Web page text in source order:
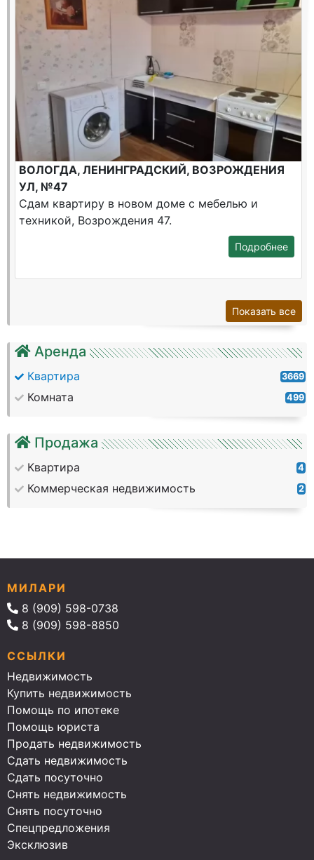
Аренда
Квартира 3669
Комната 499
Продажа
Квартира 4
Коммерческая недвижимость 2
ВОЛОГДА, ЛЕНИНГРАДСКИЙ, ВОЗРОЖДЕНИЯ
УЛ, №47
Сдам квартиру в новом доме с мебелью и
техникой, Возрождения 47.
Подробнее
Показать все
МИЛАРИ
8 (909) 598-0738
8 (909) 598-8850
ССЫЛКИ
Недвижимость
Купить недвижимость
Помощь по ипотеке
Помощь юриста
Продать недвижимость
Сдать недвижимость
Сдать посуточно
Снять недвижимость
Снять посуточно
Спецпредложения
Эксклюзив